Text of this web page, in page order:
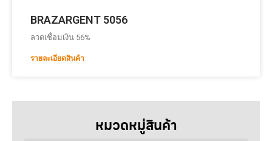
หมวดหมู่สินค้า
BRAZARGENT 5056
ลวดเชื่อมเงิน 56%
รายละเอียดสินค้า